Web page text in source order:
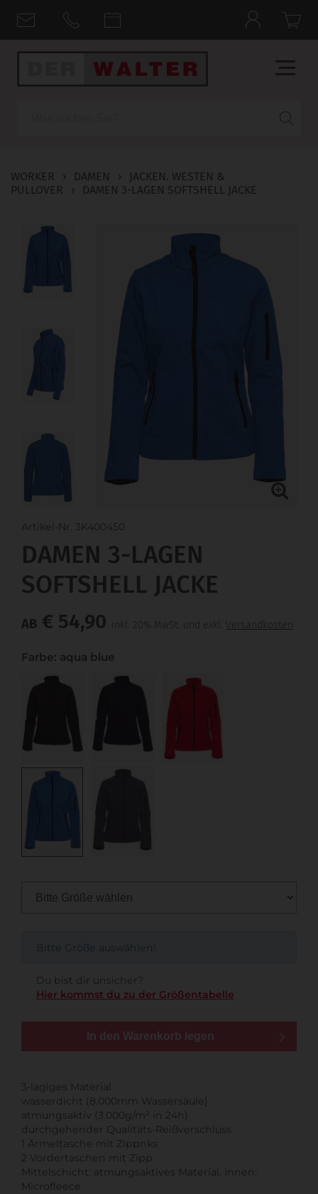
WORKER › DAMEN ›
JACKEN. WESTEN &
PULLOVER
› DAMEN 3-LAGEN SOFTSHELL JACKE
Artikel-Nr. 3K400450
DAMEN 3-LAGEN
SOFTSHELL JACKE
AB € 54,90 inkl. 20% MwSt. und exkl. Versandkosten
Farbe: aqua blue
Bitte Größe auswählen!
Du bist dir unsicher?
Hier kommst du zu der Größentabelle
In den Warenkorb legen
3-lagiges Material
wasserdicht (8.000mm Wassersäule)
atmungsaktiv (3.000g/m² in 24h)
durchgehender Qualitäts-Reißverschluss
1 Ärmeltasche mit Zippnks
2 Vordertaschen mit Zipp
Mittelschicht: atmungsaktives Material, Innen:
Microfleece